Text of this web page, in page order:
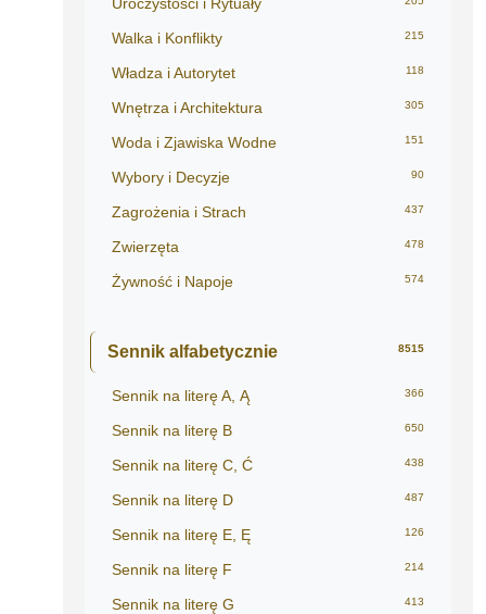
Walka i Konflikty 215
Władza i Autorytet 118
Wnętrza i Architektura 305
Woda i Zjawiska Wodne 151
Wybory i Decyzje 90
Zagrożenia i Strach 437
Zwierzęta 478
Żywność i Napoje 574
Sennik alfabetycznie 8515
Sennik na literę A, Ą 366
Sennik na literę B 650
Sennik na literę C, Ć 438
Sennik na literę D 487
Sennik na literę E, Ę 126
Sennik na literę F 214
Sennik na literę G 413